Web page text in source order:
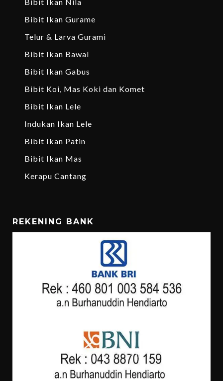
Bibit Ikan Gurame
Telur & Larva Gurami
Bibit Ikan Bawal
Bibit Ikan Gabus
Bibit Koi, Mas Koki dan Komet
Bibit Ikan Lele
Indukan Ikan Lele
Bibit Ikan Patin
Bibit Ikan Mas
Kerapu Cantang
REKENING BANK